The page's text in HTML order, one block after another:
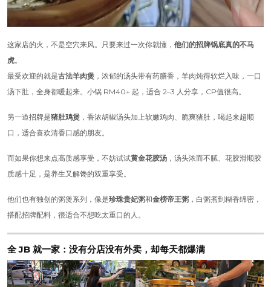
这家店的火，不是空穴来风。只要来过一次你就懂， 他们的招牌锅底真的不马
虎。
最受欢迎的就是古法羊肉煲 ，浓郁的汤头带有药膳香，羊肉炖得软烂入味，一口
汤下肚，全身都暖起来。小锅 RM40+ 起，适合 2–3 人分享，CP值很高。
另一道招牌是猪肚鸡煲 ，香浓胡椒汤头加上软嫩鸡肉、脆爽猪肚，喝起来超顺
口，适合喜欢清香口感的朋友。
而如果你想来点高质感享受，不妨试试黄金花胶汤 ，汤头浓而不腻、花胶滑顺胶
质感十足，是养生又解馋的双重享受。
他们也有独创的粥煲系列，像是珍珠贵妃粥和金榜帝王粥 ，白粥煮到糊香绵密，
搭配招牌配料，很适合不想吃太重口的人。
全 JB 就一家：没有分店没有外卖，却每天都爆满